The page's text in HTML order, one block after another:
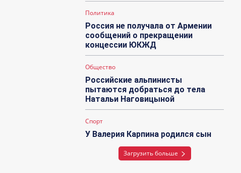
Политика
Россия не получала от Армении
сообщений о прекращении
концессии ЮКЖД
Общество
Российские альпинисты
пытаются добраться до тела
Натальи Наговицыной
Спорт
У Валерия Карпина родился сын
Загрузить больше